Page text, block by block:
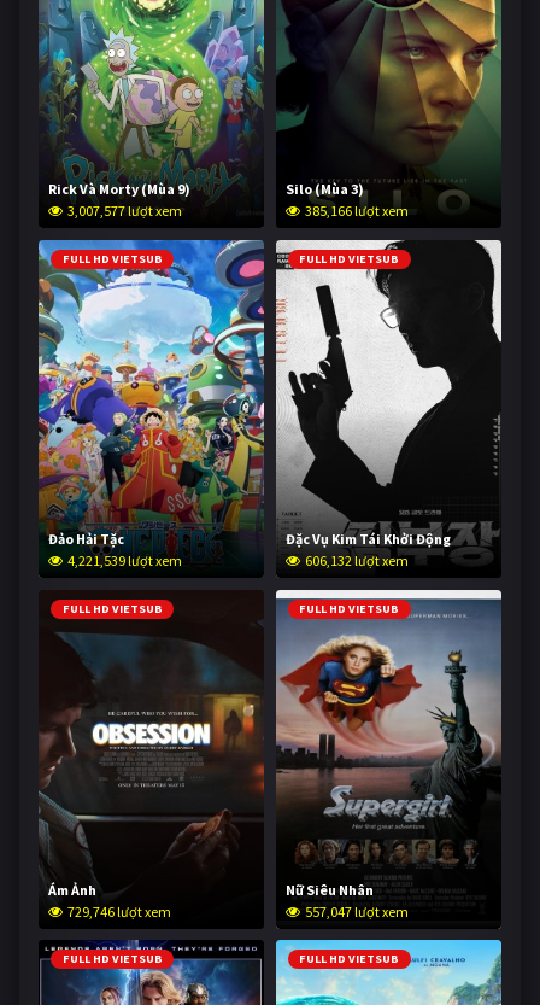
Rick Và Morty (Mùa 9)
3,007,577 lượt xem
Silo (Mùa 3)
385,166 lượt xem
FULL HD VIETSUB
Đảo Hải Tặc
4,221,539 lượt xem
FULL HD VIETSUB
Đặc Vụ Kim Tái Khởi Động
606,132 lượt xem
FULL HD VIETSUB
Ám Ảnh
729,746 lượt xem
FULL HD VIETSUB
Nữ Siêu Nhân
557,047 lượt xem
FULL HD VIETSUB FULL HD VIETSUB